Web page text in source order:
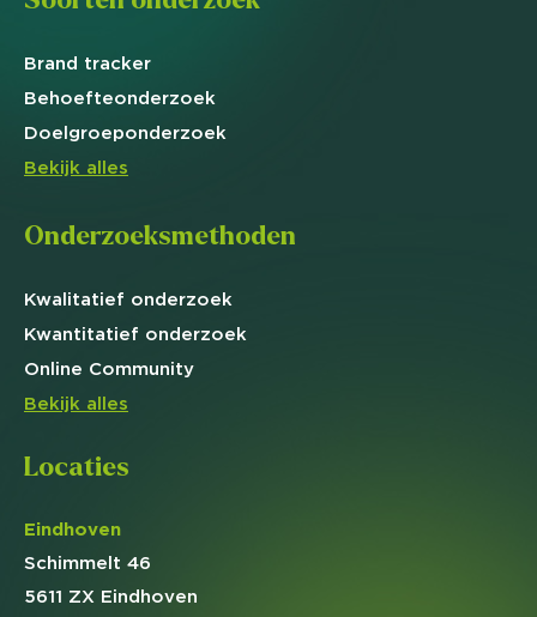
Brand tracker
Behoefteonderzoek
Doelgroeponderzoek
Bekijk alles
Onderzoeksmethoden
Kwalitatief onderzoek
Kwantitatief onderzoek
Online Community
Bekijk alles
Locaties
Eindhoven
Schimmelt 46
5611 ZX Eindhoven